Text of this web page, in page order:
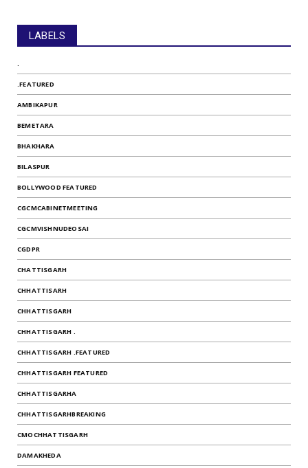
LABELS
.
.FEATURED
AMBIKAPUR
BEMETARA
BHAKHARA
BILASPUR
BOLLYWOOD FEATURED
CGCMCABINETMEETING
CGCMVISHNUDEOSAI
CGDPR
CHATTISGARH
CHHATTISARH
CHHATTISGARH
CHHATTISGARH .
CHHATTISGARH .FEATURED
CHHATTISGARH FEATURED
CHHATTISGARHA
CHHATTISGARHBREAKING
CMOCHHATTISGARH
DAMAKHEDA